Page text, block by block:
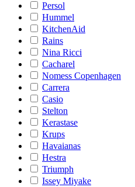
Persol
Hummel
KitchenAid
Rains
Nina Ricci
Cacharel
Nomess Copenhagen
Carrera
Casio
Stelton
Kerastase
Krups
Havaianas
Hestra
Triumph
Issey Miyake